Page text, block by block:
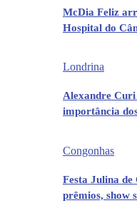
McDia Feliz
Hospital do
Londrina
Alexandre Curi
importância
Congonhas
Festa Julina de
prêmios, show